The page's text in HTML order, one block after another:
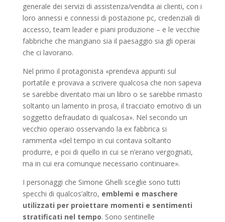
generale dei servizi di assistenza/vendita ai clienti, con i
loro annessi e connessi di postazione pc, credenziali di
accesso, team leader e piani produzione – e le vecchie
fabbriche che mangiano sia il paesaggio sia gli operai
che ci lavorano.
Nel primo il protagonista «prendeva appunti sul
portatile e provava a scrivere qualcosa che non sapeva
se sarebbe diventato mai un libro o se sarebbe rimasto
soltanto un lamento in prosa, il tracciato emotivo di un
soggetto defraudato di qualcosa». Nel secondo un
vecchio operaio osservando la ex fabbrica si
rammenta «del tempo in cui contava soltanto
produrre, e poi di quello in cui se n’erano vergognati,
ma in cui era comunque necessario continuare».
I personaggi che Simone Ghelli sceglie sono tutti
specchi di qualcos’altro, emblemi e maschere
utilizzati per proiettare momenti e sentimenti
stratificati nel tempo. Sono sentinelle